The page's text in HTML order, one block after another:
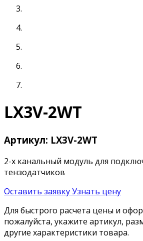
LX3V-2WT
Артикул: LX3V-2WT
2-х канальный модуль для
тензодатчиков
Оставить заявкуУзнать цену
Для быстрого расчета цены и
пожалуйста, укажите артикул,
другие характеристики товара.